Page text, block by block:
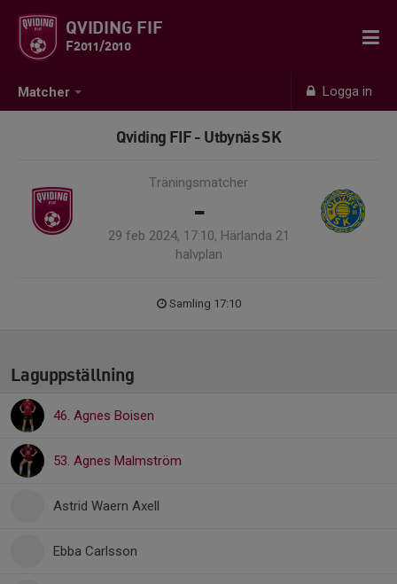
Matcher Logga in
QVIDING FIF
F2011/2010
Qviding FIF - Utbynäs SK
Träningsmatcher
-
29 feb 2024, 17:10, Härlanda 21
halvplan
Samling 17:10
Laguppställning
46. Agnes Boisen
53. Agnes Malmström
Astrid Waern Axell
Ebba Carlsson